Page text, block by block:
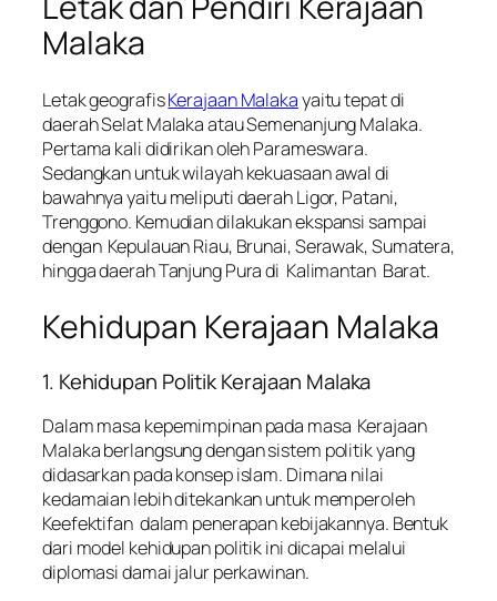
Malaka
Letak geografisKerajaan Malakayaitu tepat di
daerah Selat Malaka atau Semenanjung Malaka.
Pertama kali didirikan oleh Parameswara.
Sedangkan untuk wilayah kekuasaan awal di
bawahnya yaitu meliputi daerah Ligor, Patani,
Trenggono. Kemudian dilakukan ekspansi sampai
dengan Kepulauan Riau, Brunai, Serawak, Sumatera,
hingga daerah Tanjung Pura di Kalimantan Barat.
Kehidupan Kerajaan Malaka
1. Kehidupan Politik Kerajaan Malaka
Dalam masa kepemimpinan pada masa Kerajaan
Malaka berlangsung dengan sistem politik yang
didasarkan pada konsep islam. Dimana nilai
kedamaian lebih ditekankan untuk memperoleh
Keefektifan dalam penerapan kebijakannya. Bentuk
dari model kehidupan politik ini dicapai melalui
diplomasi damai jalur perkawinan.